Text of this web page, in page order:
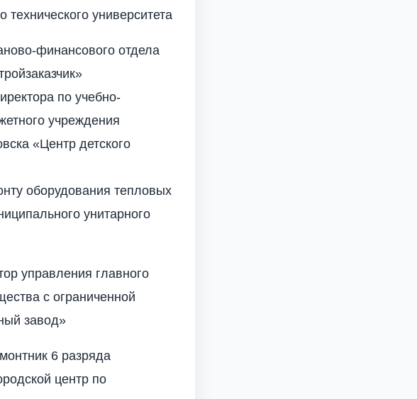
технического университета
финансового отдела
по учебно-
учреждения
«Центр детского
оборудования тепловых
унитарного
управления главного
с ограниченной
завод»
6 разряда
центр по